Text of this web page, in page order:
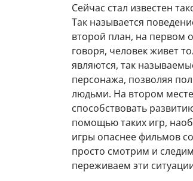
Сейчас стал известен
Так называется
второй план, на первом
говоря, человек живет
являются, так
персонажа, позволяя
людьми. На втором месте
способствовать
помощью таких игр,
игры опаснее фильмов
просто смотрим и
переживаем эти